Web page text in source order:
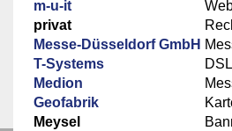
m-u-it
privat
Messe-Düsseldorf GmbH
T-Systems
DSL
Medion
Geofabrik
Meysel